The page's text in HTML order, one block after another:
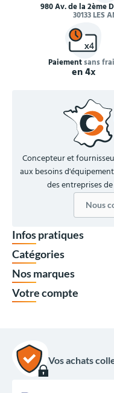
980 Av. de la 2ème
30133 LES
Paiementsans
en 4x
Concepteur et
aux besoins
des entreprises
Nous
Infos pratiques
Catégories
Nos marques
Votre compte
Vos achats